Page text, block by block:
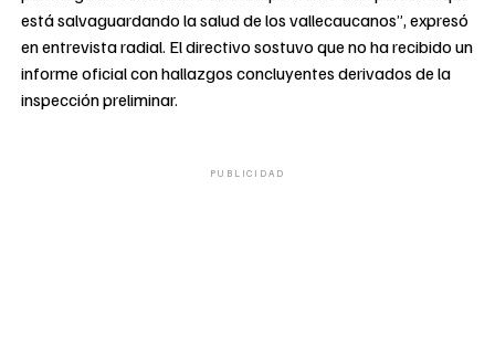
está salvaguardando la salud de los vallecaucanos”, expresó
en entrevista radial. El directivo sostuvo que no ha recibido un
informe oficial con hallazgos concluyentes derivados de la
inspección preliminar.
PUBLICIDAD